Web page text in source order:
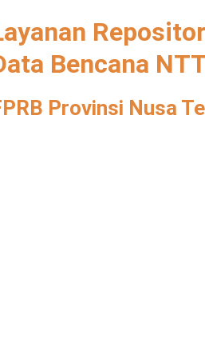
Bencana
Provinsi Nusa